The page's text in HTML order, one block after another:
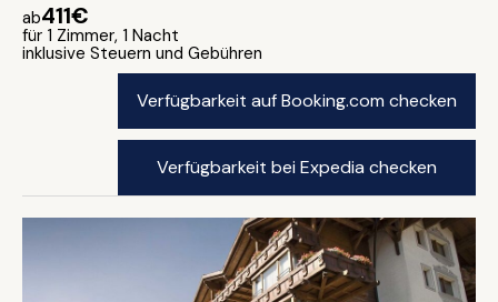
ab411€
für 1 Zimmer, 1 Nacht
inklusive Steuern und Gebühren
Verfügbarkeit auf Booking.com checken
Verfügbarkeit bei Expedia checken